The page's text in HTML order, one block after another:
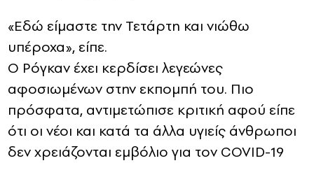
«Εδώ είμαστε την Τετάρτη και νιώθω
υπέροχα», είπε.
Ο Ρόγκαν έχει κερδίσει λεγεώνες
αφοσιωμένων στην εκπομπή του. Πιο
πρόσφατα, αντιμετώπισε κριτική αφού είπε
ότι οι νέοι και κατά τα άλλα υγιείς άνθρωποι
δεν χρειάζονται εμβόλιο για τον COVID-19